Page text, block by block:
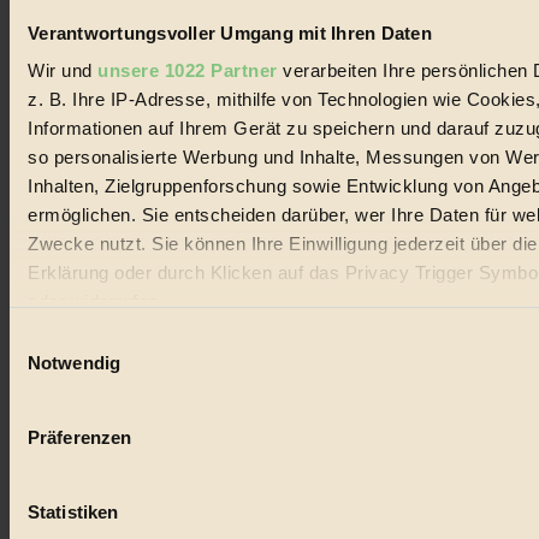
Verantwortungsvoller Umgang mit Ihren Daten
Wir und unsere 1022 Partner verarbeiten Ihre persönlichen
z. B. Ihre IP-Adresse, mithilfe von Technologien wie
Informationen auf Ihrem Gerät zu speichern und darauf
so personalisierte Werbung und Inhalte, Messungen von
Inhalten, Zielgruppenforschung sowie Entwicklung von
ermöglichen. Sie entscheiden darüber, wer Ihre Daten für
Zwecke nutzt. Sie können Ihre Einwilligung jederzeit über
Erklärung oder durch Klicken auf das Privacy Trigger
Wenn Sie es erlauben, würden wir auch gerne:
Ihr Gerät durch aktives Scannen nach bestimmten
Erfahren Sie mehr darüber, wie Ihre persönlichen Daten
Notwendig
Präferenzen
Statistiken
Coverstory
GROSSER WIRBEL um Versuche, den Ozean und
seine Bewegungen festzuhalten.
Außerdem im Heft
RISKANT: Wenn Meeres- und Wildvögel im
Freilandhühnerbetrieb vorbeischauen.
Entleerung voll wieder zu dir zurückkommen.
Der BIORAMA-Newsletter